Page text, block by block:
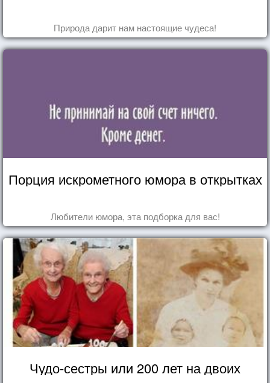
Природа дарит нам настоящие чудеса!
Порция искрометного юмора в открытках
Любители юмора, эта подборка для вас!
Чудо-сестры или 200 лет на двоих